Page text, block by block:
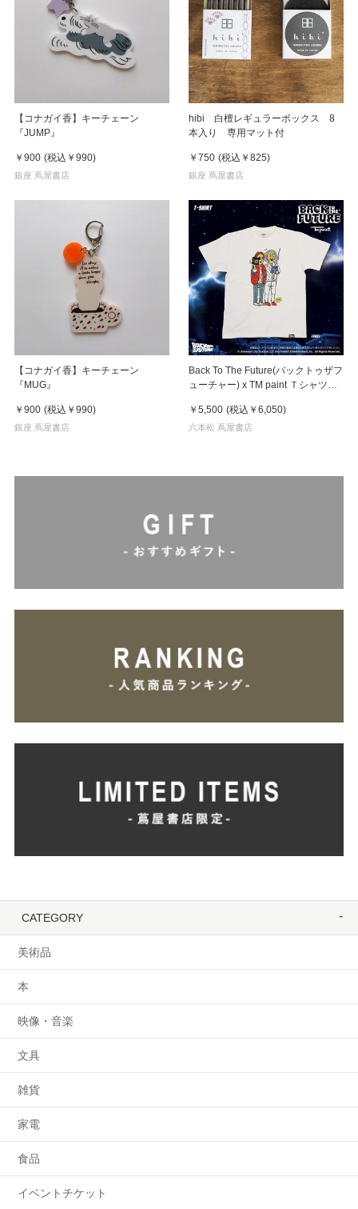
【コナガイ香】キーチェーン
『JUMP』
￥900 (税込 ￥990)
銀座 蔦屋書店
hibi 白檀レギュラーボックス 8
本入り 専用マット付
￥750 (税込 ￥825)
銀座 蔦屋書店
【コナガイ香】キーチェーン
『MUG』
￥900 (税込 ￥990)
銀座 蔦屋書店
Back To The Future(バックトゥザフ
ューチャー) x TM paint Ｔシャツ
￥5,500 (税込 ￥6,050)
六本松 蔦屋書店
CATEGORY
美術品
本
映像・音楽
文具
雑貨
家電
食品
イベントチケット